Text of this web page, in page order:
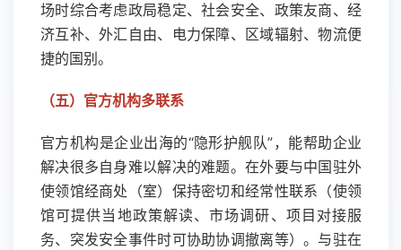
场时综合考虑政局稳定、社会安全、政策友商、经
济互补、外汇自由、电力保障、区域辐射、物流便
捷的国别。
（五）官方机构多联系
官方机构是企业出海的“隐形护舰队”，能帮助企业
解决很多自身难以解决的难题。在外要与中国驻外
使领馆经商处（室）保持密切和经常性联系（使领
馆可提供当地政策解读、市场调研、项目对接服
务、突发安全事件时可协助协调撤离等）。与驻在